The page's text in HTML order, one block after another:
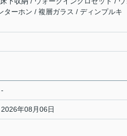
ーホン / 複層ガラス / ディンプルキ
-
2026年08月06日